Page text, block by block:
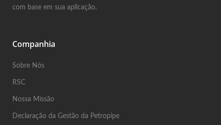
com base em sua aplicação.
Companhia
Sobre Nós
RSC
Nossa Missão
Declaração da Gestão da Petropipe